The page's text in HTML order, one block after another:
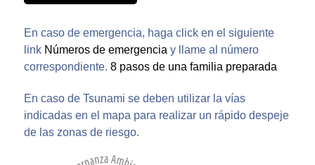
En caso de emergencia, haga click en el siguiente
link Números de emergencia y llame al número
correspondiente. 8 pasos de una familia preparada
En caso de Tsunami se deben utilizar la vías
indicadas en el mapa para realizar un rápido despeje
de las zonas de riesgo.